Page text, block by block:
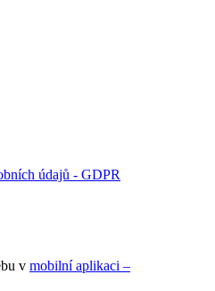
údajů - GDPR
v mobilní aplikaci –